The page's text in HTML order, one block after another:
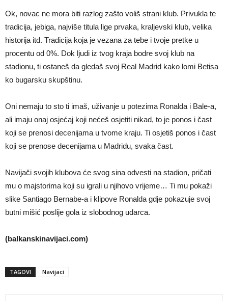
Ok, novac ne mora biti razlog zašto voliš strani klub. Privukla te
tradicija, jebiga, najviše titula lige prvaka, kraljevski klub, velika
historija itd. Tradicija koja je vezana za tebe i tvoje pretke u
procentu od 0%. Dok ljudi iz tvog kraja bodre svoj klub na
stadionu, ti ostaneš da gledaš svoj Real Madrid kako lomi Betisa
ko bugarsku skupštinu.
Oni nemaju to sto ti imaš, uživanje u potezima Ronalda i Bale-a,
ali imaju onaj osjećaj koji nećeš osjetiti nikad, to je ponos i čast
koji se prenosi decenijama u tvome kraju. Ti osjetiš ponos i čast
koji se prenose decenijama u Madridu, svaka čast.
Navijači svojih klubova će svog sina odvesti na stadion, pričati
mu o majstorima koji su igrali u njihovo vrijeme… Ti mu pokaži
slike Santiago Bernabe-a i klipove Ronalda gdje pokazuje svoj
butni mišić poslije gola iz slobodnog udarca.
(balkanskinavijaci.com)
TAGOVI Navijaci